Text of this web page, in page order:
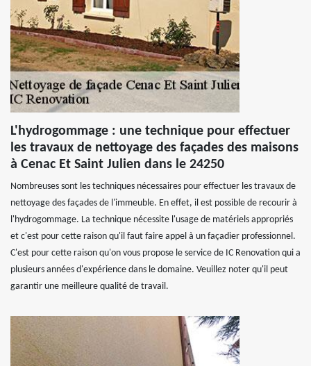
L'hydrogommage : une technique pour effectuer
les travaux de nettoyage des façades des maisons
à Cenac Et Saint Julien dans le 24250
Nombreuses sont les techniques nécessaires pour effectuer les travaux de
nettoyage des façades de l'immeuble. En effet, il est possible de recourir à
l'hydrogommage. La technique nécessite l'usage de matériels appropriés
et c'est pour cette raison qu'il faut faire appel à un façadier professionnel.
C'est pour cette raison qu'on vous propose le service de IC Renovation qui a
plusieurs années d'expérience dans le domaine. Veuillez noter qu'il peut
garantir une meilleure qualité de travail.